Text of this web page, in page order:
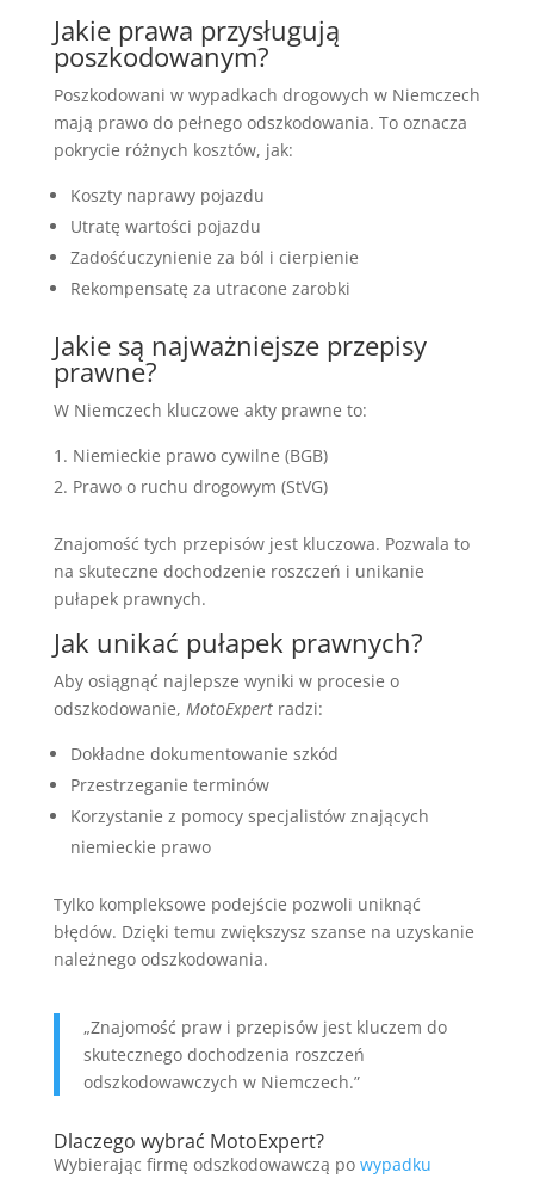
Jakie prawa przysługują
poszkodowanym?
Poszkodowani w wypadkach drogowych w Niemczech
mają prawo do pełnego odszkodowania. To oznacza
pokrycie różnych kosztów, jak:
Koszty naprawy pojazdu
Utratę wartości pojazdu
Zadośćuczynienie za ból i cierpienie
Rekompensatę za utracone zarobki
Jakie są najważniejsze przepisy
prawne?
W Niemczech kluczowe akty prawne to:
Niemieckie prawo cywilne (BGB)
Prawo o ruchu drogowym (StVG)
Znajomość tych przepisów jest kluczowa. Pozwala to
na skuteczne dochodzenie roszczeń i unikanie
pułapek prawnych.
Jak unikać pułapek prawnych?
Aby osiągnąć najlepsze wyniki w procesie o
odszkodowanie, MotoExpertradzi:
Dokładne dokumentowanie szkód
Przestrzeganie terminów
Korzystanie z pomocy specjalistów znających
niemieckie prawo
Tylko kompleksowe podejście pozwoli uniknąć
błędów. Dzięki temu zwiększysz szanse na uzyskanie
należnego odszkodowania.
„Znajomość praw i przepisów jest kluczem do
skutecznego dochodzenia roszczeń
odszkodowawczych w Niemczech.”
Dlaczego wybrać MotoExpert?
Wybierając firmę odszkodowawczą po wypadku